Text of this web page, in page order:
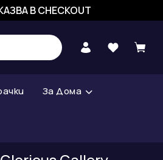
В CHECKOUT
За Дома